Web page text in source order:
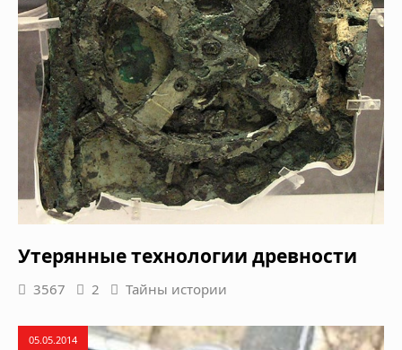
Утерянные технологии древности
3567 2 Тайны истории
05.05.2014